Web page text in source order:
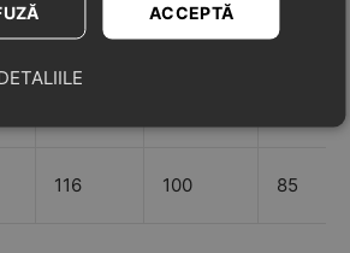
104 89 82
116 100 85
ACCEPTĂ